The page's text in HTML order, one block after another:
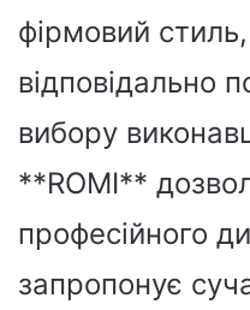
фірмовий
відповідально
вибору
**ROMI**
професійного
запропонує